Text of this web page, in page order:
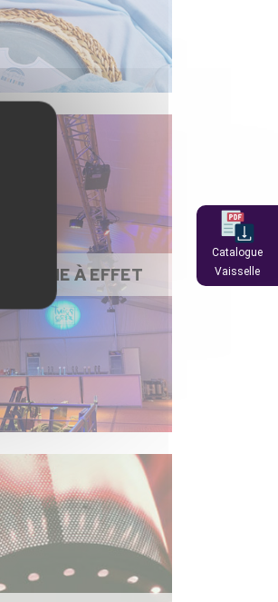
À EFFET
Catalogue
Vaisselle